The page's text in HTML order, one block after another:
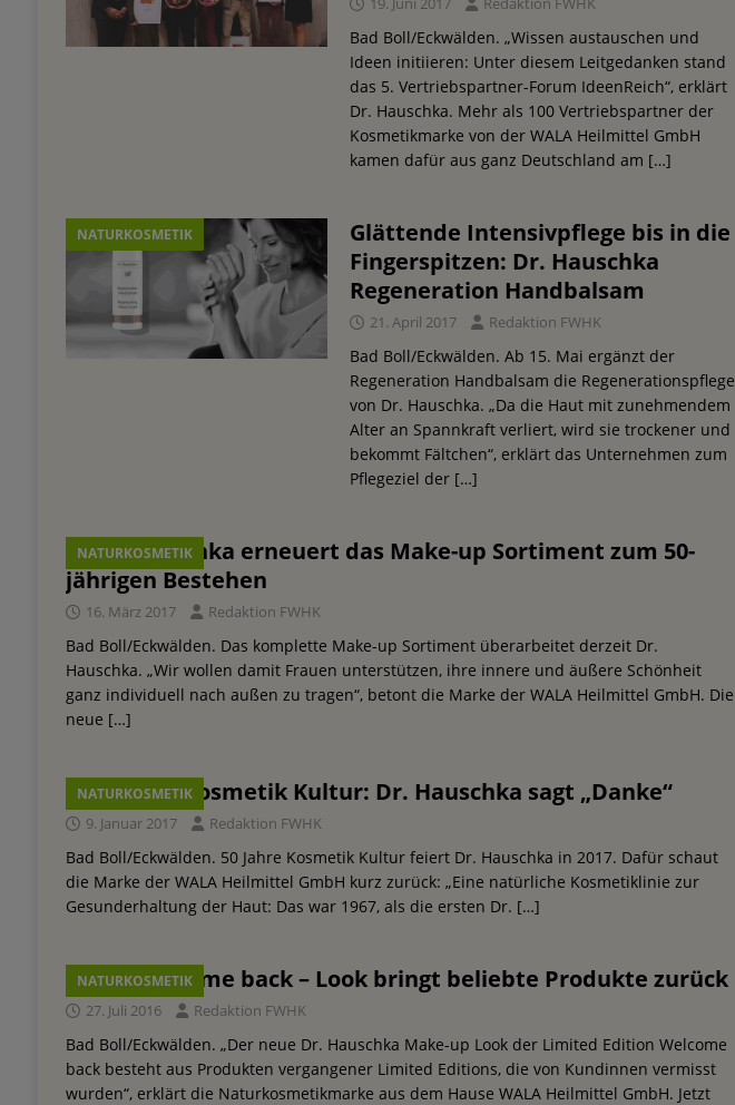
Bad Boll/Eckwälden. „Wissen austauschen und
Ideen initiieren: Unter diesem Leitgedanken stand
das 5. Vertriebspartner-Forum IdeenReich“, erklärt
Dr. Hauschka. Mehr als 100 Vertriebspartner der
Kosmetikmarke von der WALA Heilmittel GmbH
kamen dafür aus ganz Deutschland am […]
NATURKOSMETIK
Glättende Intensivpflege bis in die
Fingerspitzen: Dr. Hauschka
Regeneration Handbalsam
21. April 2017 Redaktion FWHK
Bad Boll/Eckwälden. Ab 15. Mai ergänzt der
Regeneration Handbalsam die Regenerationspflege
von Dr. Hauschka. „Da die Haut mit zunehmendem
Alter an Spannkraft verliert, wird sie trockener und
bekommt Fältchen“, erklärt das Unternehmen zum
Pflegeziel der […]
NATURKOSMETIK
Dr. Hauschka erneuert das Make-up Sortiment zum 50-
jährigen Bestehen
16. März 2017 Redaktion FWHK
Bad Boll/Eckwälden. Das komplette Make-up Sortiment überarbeitet derzeit Dr.
Hauschka. „Wir wollen damit Frauen unterstützen, ihre innere und äußere Schönheit
ganz individuell nach außen zu tragen“, betont die Marke der WALA Heilmittel GmbH. Die
neue […]
NATURKOSMETIK
50 Jahre Kosmetik Kultur: Dr. Hauschka sagt „Danke“
9. Januar 2017 Redaktion FWHK
Bad Boll/Eckwälden. 50 Jahre Kosmetik Kultur feiert Dr. Hauschka in 2017. Dafür schaut
die Marke der WALA Heilmittel GmbH kurz zurück: „Eine natürliche Kosmetiklinie zur
Gesunderhaltung der Haut: Das war 1967, als die ersten Dr. […]
NATURKOSMETIK
Der Welcome back – Look bringt beliebte Produkte zurück
27. Juli 2016 Redaktion FWHK
Bad Boll/Eckwälden. „Der neue Dr. Hauschka Make-up Look der Limited Edition Welcome
back besteht aus Produkten vergangener Limited Editions, die von Kundinnen vermisst
wurden“, erklärt die Naturkosmetikmarke aus dem Hause WALA Heilmittel GmbH. Jetzt